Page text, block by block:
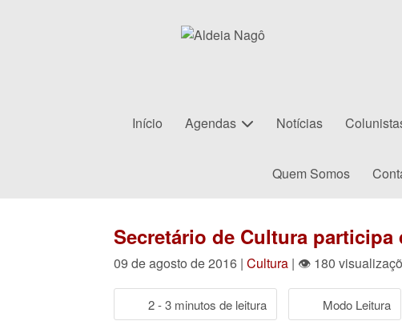
Início Agendas Notícias
Quem Somos
Secretário de Cultura
09 de agosto de 2016 | Cultura | 👁 180
2 - 3 minutos de leitura Modo Leitura